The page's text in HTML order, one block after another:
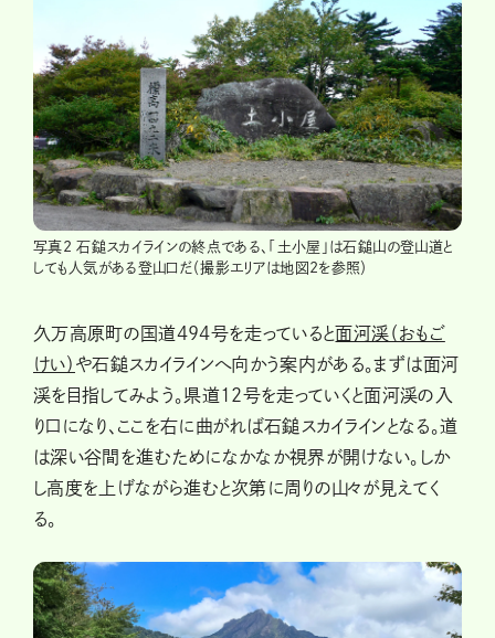
写真2 石鎚スカイラインの終点である、「土小屋」は石鎚山の登山道と
しても人気がある登山口だ（撮影エリアは地図2を参照）
久万高原町の国道494号を走っていると面河渓（おもご
けい） や石鎚スカイラインへ向かう案内がある。まずは面河
渓を目指してみよう。県道12号を走っていくと面河渓の入
り口になり、ここを右に曲がれば石鎚スカイラインとなる。道
は深い谷間を進むためになかなか視界が開けない。しか
し高度を上げながら進むと次第に周りの山々が見えてく
る。